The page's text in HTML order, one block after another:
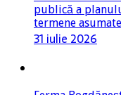
publică a
termene asumate
31 iulie 2026